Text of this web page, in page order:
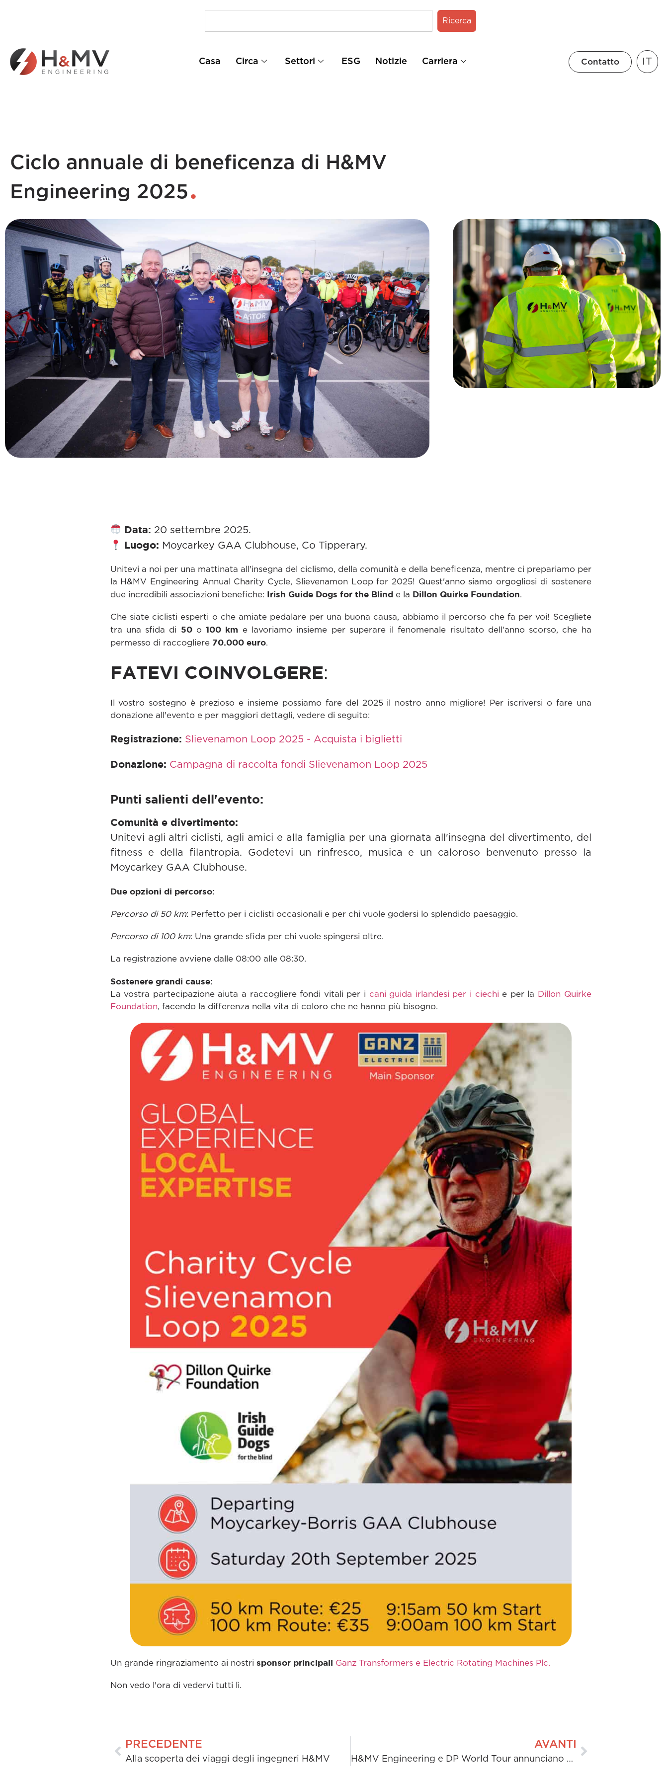
Ricerca
Casa Circa Settori ESG Notizie Carriera Contatto IT
Ciclo annuale di beneficenza di H&MV
Engineering 2025
Data: 20 settembre 2025.
Luogo: Moycarkey GAA Clubhouse, Co Tipperary.
Unitevi a noi per una mattinata all'insegna del ciclismo, della comunità e della beneficenza, mentre ci prepariamo per
la H&MV Engineering Annual Charity Cycle, Slievenamon Loop for 2025! Quest'anno siamo orgogliosi di sostenere
due incredibili associazioni benefiche: Irish Guide Dogs for the Blind e la Dillon Quirke Foundation.
Che siate ciclisti esperti o che amiate pedalare per una buona causa, abbiamo il percorso che fa per voi! Scegliete
tra una sfida di 50o100 km e lavoriamo insieme per superare il fenomenale risultato dell'anno scorso, che ha
permesso di raccogliere 70.000 euro.
FATEVI COINVOLGERE:
Il vostro sostegno è prezioso e insieme possiamo fare del 2025 il nostro anno migliore! Per iscriversi o fare una
donazione all'evento e per maggiori dettagli, vedere di seguito:
Registrazione: Slievenamon Loop 2025 - Acquista i biglietti
Donazione: Campagna di raccolta fondi Slievenamon Loop 2025
Punti salienti dell'evento:
Comunità e divertimento:
Unitevi agli altri ciclisti, agli amici e alla famiglia per una giornata all'insegna del divertimento, del
fitness e della filantropia. Godetevi un rinfresco, musica e un caloroso benvenuto presso la
Moycarkey GAA Clubhouse.
Due opzioni di percorso:
Percorso di 50 km: Perfetto per i ciclisti occasionali e per chi vuole godersi lo splendido paesaggio.
Percorso di 100 km: Una grande sfida per chi vuole spingersi oltre.
La registrazione avviene dalle 08:00 alle 08:30.
Sostenere grandi cause:
La vostra partecipazione aiuta a raccogliere fondi vitali per i cani guida irlandesi per i ciechi e per la
Dillon Quirke
Foundation, facendo la differenza nella vita di coloro che ne hanno più bisogno.
Un grande ringraziamento ai nostri sponsor principali Ganz Transformers e Electric Rotating Machines Plc.
Non vedo l'ora di vedervi tutti lì.
PRECEDENTE
Alla scoperta dei viaggi degli ingegneri H&MV
AVANTI
H&MV Engineering e DP World Tour annunciano una partnership strategica per più tornei fino al 2027